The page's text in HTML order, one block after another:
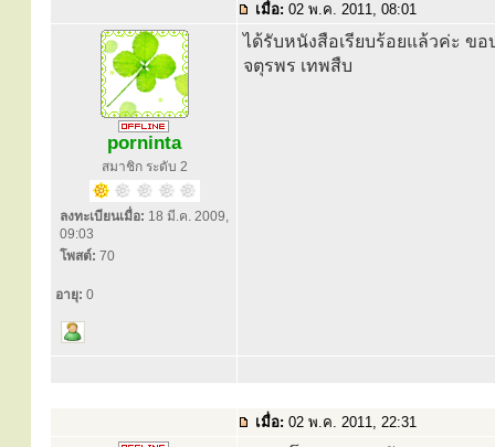
เมื่อ: 02 พ.ค. 2011, 08:01
porninta
สมาชิก ระดับ 2
ลงทะเบียนเมื่อ: 18 มี.ค. 2009,
09:03
โพสต์: 70
อายุ: 0
ได้รับหนังสือเรียบร้อยแล้วค่ะ ข
จตุรพร เทพสืบ
เมื่อ: 02 พ.ค. 2011, 22:31